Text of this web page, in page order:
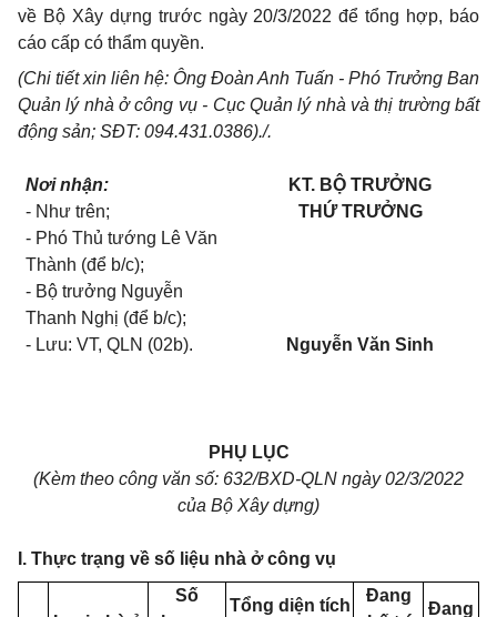
về Bộ Xây dựng trước ngày 20/3/2022 để tổng hợp, báo
cáo cấp có thẩm quyền.
(Chi tiết xin liên hệ: Ông Đoàn Anh Tuấn - Phó Trưởng Ban
Quản lý nhà ở công vụ - Cục Quản lý nhà và thị trường bất
động sản; SĐT: 094.431.0386)./.
Nơi nhận:
- Như trên;
- Phó Thủ tướng Lê Văn
Thành (để b/c);
- Bộ trưởng Nguyễn
Thanh Nghị (để b/c);
- Lưu: VT, QLN (02b).
KT. BỘ TRƯỞNG
THỨ TRƯỞNG
Nguyễn Văn Sinh
PHỤ LỤC
(Kèm theo công văn số: 632/BXD-QLN ngày 02/3/2022
của Bộ Xây dựng)
I. Thực trạng về số liệu nhà ở công vụ
Số
Tổng diện tích
Đang
Đang